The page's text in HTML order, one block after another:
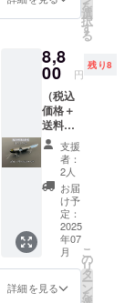
㎝ ウ
エイ
ｇ 素
材：
ウッド
製
MADE
IN
JAPAN
を
選
択
す
る
8,8
00 円
残り8
（税込
価格＋
送料代
込み）
ヨコ
ヨコ
FD ＃
０４ブ
ラック
シャッ
ド サイ
ズ：16
㎝ ウ
エイ
ト：25
支援
者：
2人
お届
け予
定：
2025
年07
月
詳細を見る
こ
の
リ
タ
ー
ン
を